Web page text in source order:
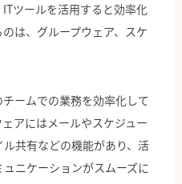
ツールを活用すると効率化
は、グループウェア、スケ
ームでの業務を効率化して
アにはメールやスケジュー
共有などの機能があり、活
ニケーションがスムーズに